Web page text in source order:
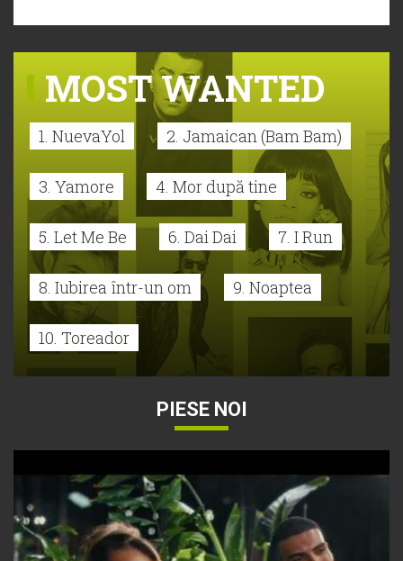
MOST WANTED
1. NuevaYol 2. Jamaican (Bam Bam)
3. Yamore 4. Mor după tine
5. Let Me Be 6. Dai Dai 7. I Run
8. Iubirea într-un om 9. Noaptea
10. Toreador
PIESE NOI